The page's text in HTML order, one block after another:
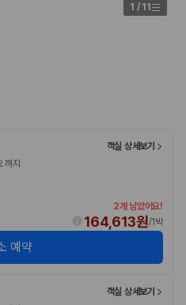
으로 판단하기 어렵습니다. 보험 포
, 취소 수수료를 함께 확인해야 실제
다
을 비교해 여행 스타일에 맞는 보장
함께 확인하세요
편의성에 따라 실제 이용 만족도가
지의 이동 조건을 가격과 함께 비교
비교
1 / 11
객실 상세보기
까지
2개 남았어요!
164,613원/1박
예약
객실 상세보기